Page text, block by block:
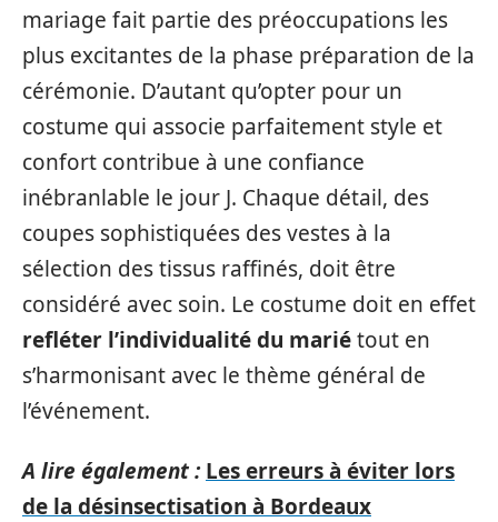
mariage fait partie des préoccupations les
plus excitantes de la phase préparation de la
cérémonie. D’autant qu’opter pour un
costume qui associe parfaitement style et
confort contribue à une confiance
inébranlable le jour J. Chaque détail, des
coupes sophistiquées des vestes à la
sélection des tissus raffinés, doit être
considéré avec soin. Le costume doit en effet
refléter l’individualité du mariétout en
s’harmonisant avec le thème général de
l’événement.
A lire également : Les erreurs à éviter lors
de la désinsectisation à Bordeaux